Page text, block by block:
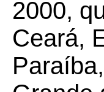
2000,
Ceará,